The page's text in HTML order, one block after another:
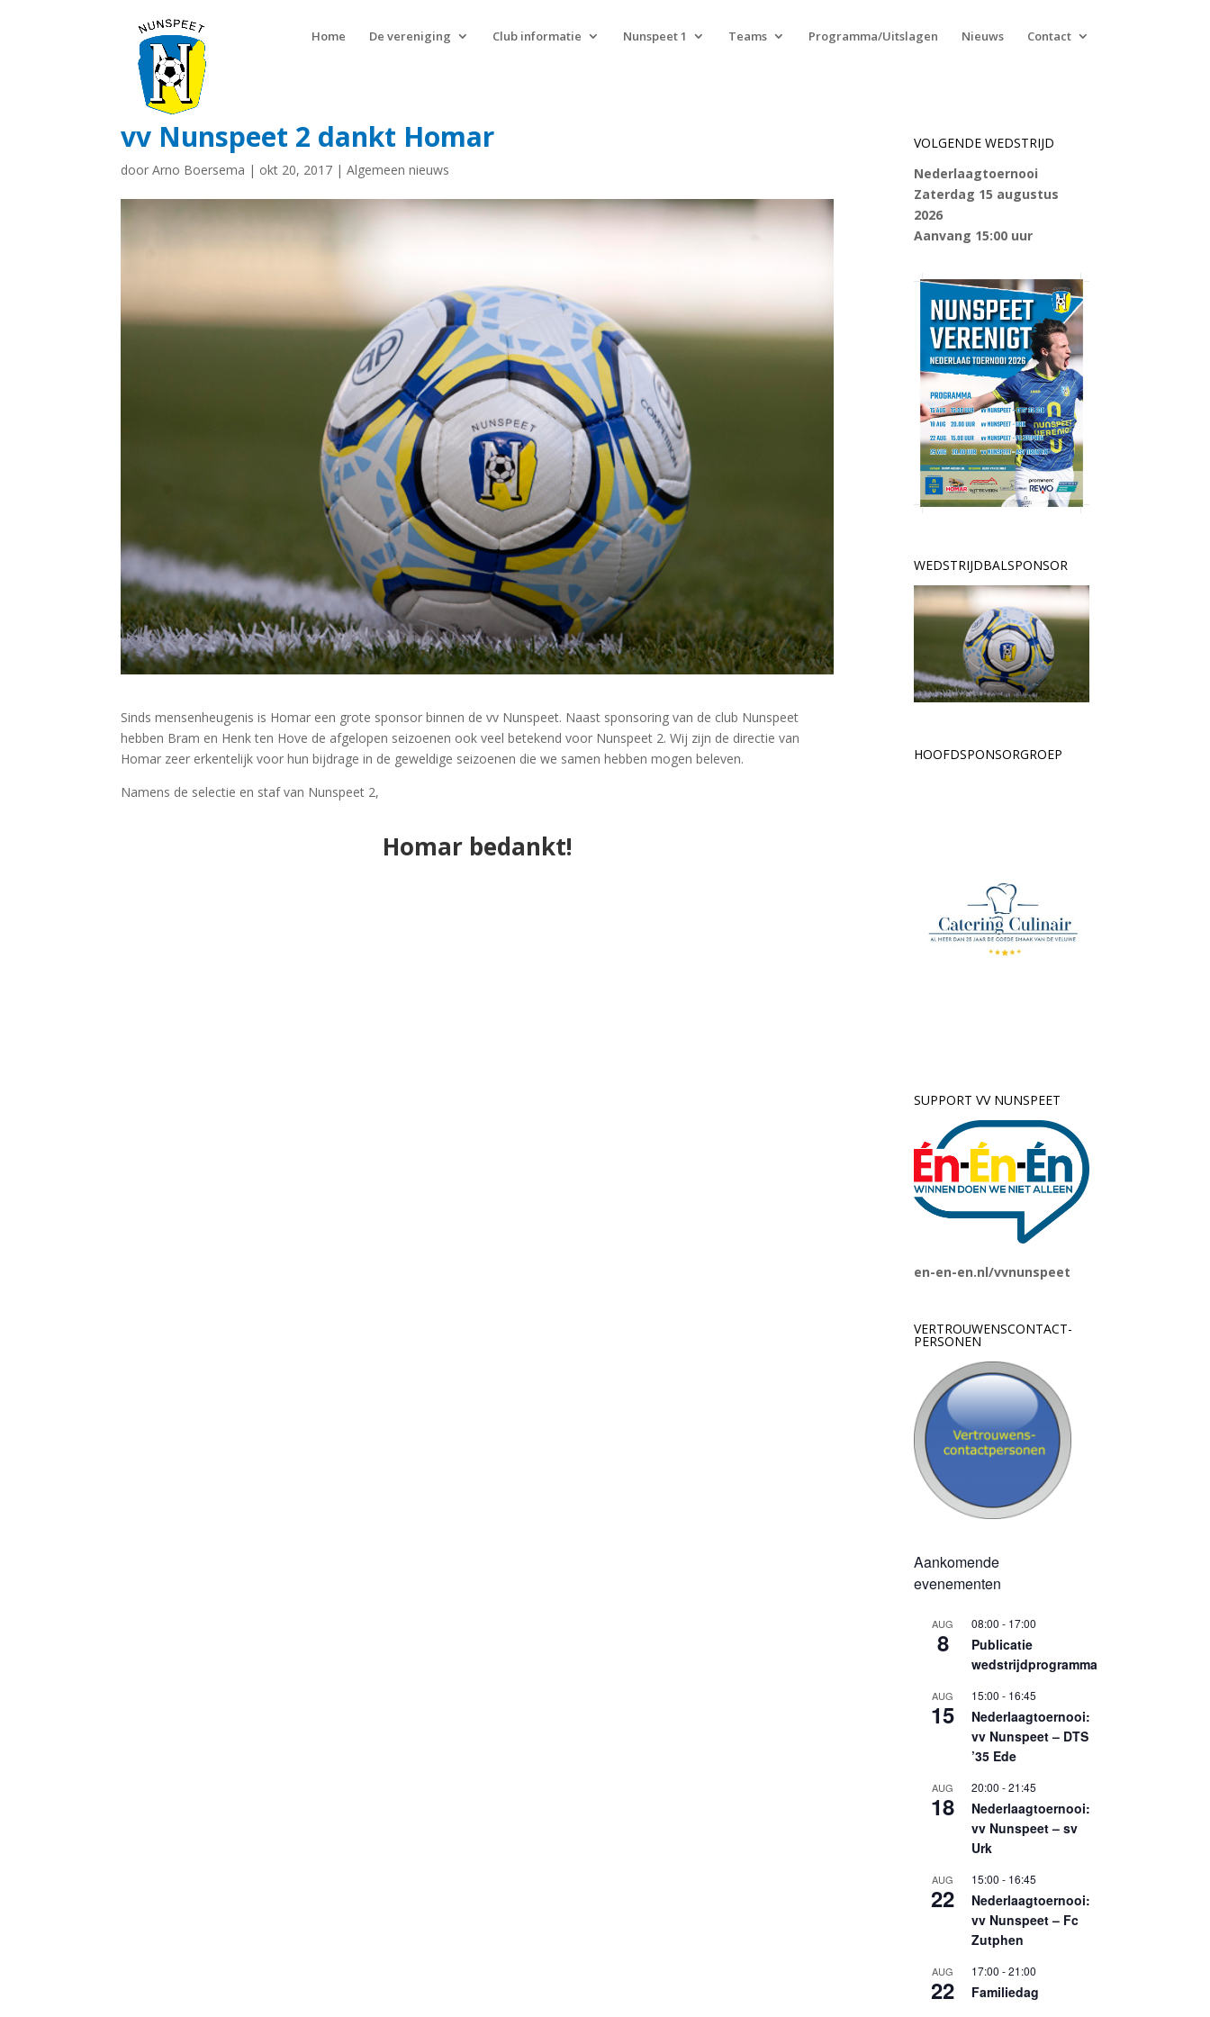
Home De vereniging Club informatie Nunspeet 1 Teams Programma/Uitslagen Nieuws Contact
vv Nunspeet 2 dankt Homar
doorArno Boersema | okt 20, 2017 |Algemeen nieuws
Sinds mensenheugenis is Homar een grote sponsor binnen de vv Nunspeet. Naast sponsoring van de club Nunspeet
hebben Bram en Henk ten Hove de afgelopen seizoenen ook veel betekend voor Nunspeet 2. Wij zijn de directie van
Homar zeer erkentelijk voor hun bijdrage in de geweldige seizoenen die we samen hebben mogen beleven.
Namens de selectie en staf van Nunspeet 2,
Homar bedankt!
VOLGENDE WEDSTRIJD
Nederlaagtoernooi
Zaterdag 15 augustus
2026
Aanvang 15:00 uur
WEDSTRIJDBALSPONSOR
HOOFDSPONSORGROEP
SUPPORT VV NUNSPEET
en-en-en.nl/vvnunspeet
VERTROUWENSCONTACT-
PERSONEN
Aankomende
evenementen
AUG
8
08:00 - 17:00
Publicatie
wedstrijdprogramma
AUG
15
15:00 - 16:45
Nederlaagtoernooi:
vv Nunspeet – DTS
’35 Ede
AUG
18
20:00 -21:45
Nederlaagtoernooi:
vv Nunspeet – sv
Urk
AUG
22
15:00 - 16:45
Nederlaagtoernooi:
vv Nunspeet – Fc
Zutphen
AUG
22
17:00 -21:00
Familiedag